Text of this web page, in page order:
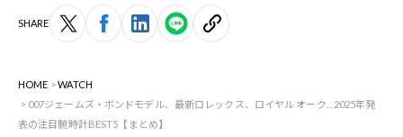
SHARE
HOME
WATCH
007ジェームズ・ボンドモデル、最新ロレックス、ロイヤル オーク…2025年発
表の注目腕時計BEST5【まとめ】